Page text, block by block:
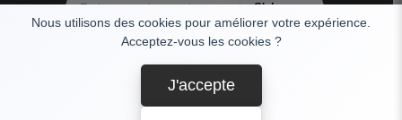
Nous utilisons des cookies pour améliorer votre expérience.
Acceptez-vous les cookies ?
J'accepte
S'abonner